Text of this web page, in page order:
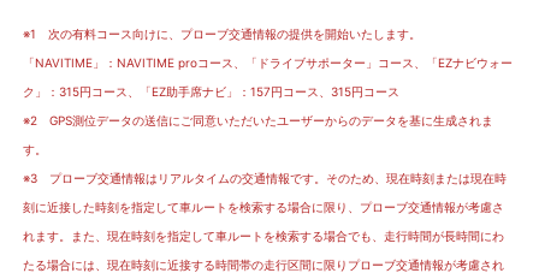
※1 次の有料コース向けに、プローブ交通情報の提供を開始いたします。
「NAVITIME」：NAVITIME proコース、「ドライブサポーター」コース、「EZナビウォー
ク」：315円コース、「EZ助手席ナビ」：157円コース、315円コース
※2 GPS測位データの送信にご同意いただいたユーザーからのデータを基に生成されま
す。
※3 プローブ交通情報はリアルタイムの交通情報です。そのため、現在時刻または現在時
刻に近接した時刻を指定して車ルートを検索する場合に限り、プローブ交通情報が考慮さ
れます。また、現在時刻を指定して車ルートを検索する場合でも、走行時間が長時間にわ
たる場合には、現在時刻に近接する時間帯の走行区間に限りプローブ交通情報が考慮され